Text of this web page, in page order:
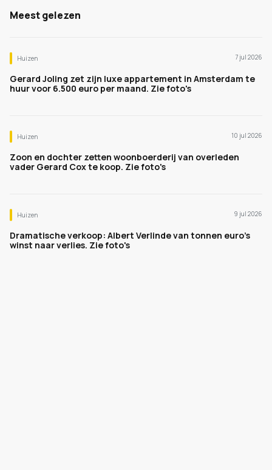
Meest gelezen
Huizen 7 jul 2026
Gerard Joling zet zijn luxe appartement in Amsterdam te
huur voor 6.500 euro per maand. Zie foto's
Huizen 10 jul 2026
Zoon en dochter zetten woonboerderij van overleden
vader Gerard Cox te koop. Zie foto's
Huizen 9 jul 2026
Dramatische verkoop: Albert Verlinde van tonnen euro's
winst naar verlies. Zie foto's